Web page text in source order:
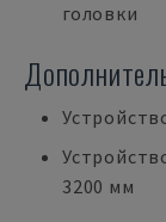
головки
3200 мм